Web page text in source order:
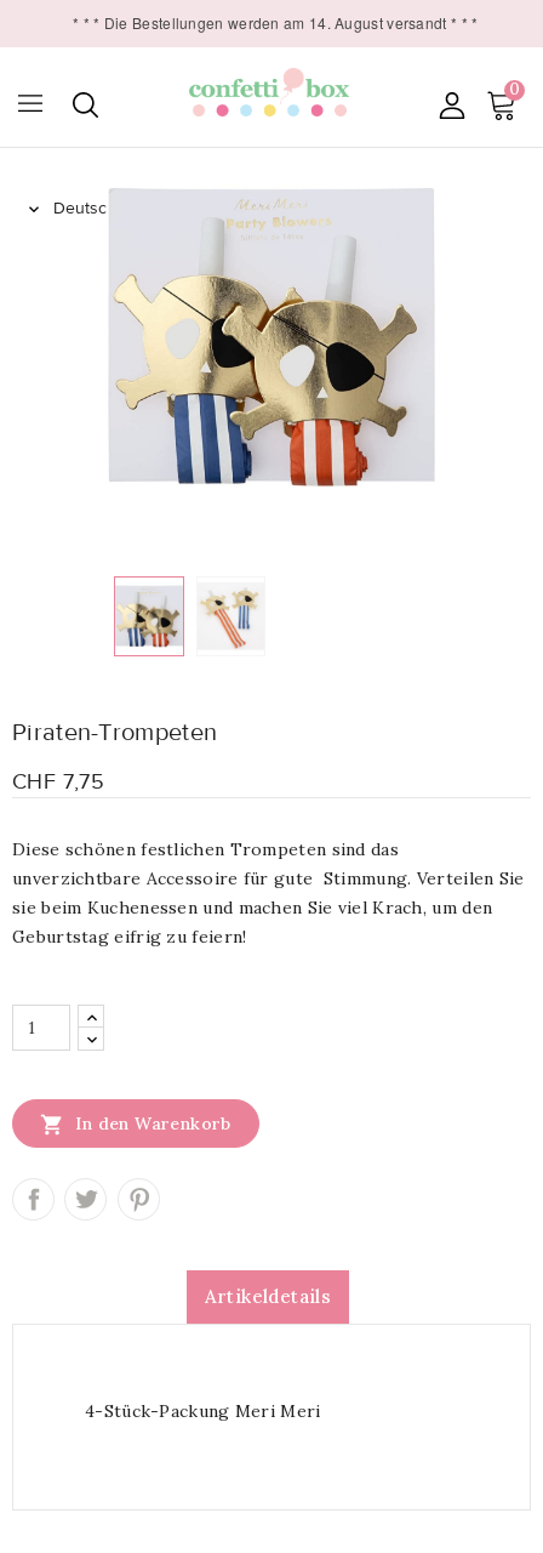
* * * Die Bestellungen werden am 14. August versandt * * *
0

Piraten-Trompeten
CHF 7,75
Diese schönen festlichen Trompeten sind das
unverzichtbare Accessoire für gute Stimmung. Verteilen Sie
sie beim Kuchenessen und machen Sie viel Krach, um den
Geburtstag eifrig zu feiern!
 In den Warenkorb
Artikeldetails
4-Stück-Packung Meri Meri